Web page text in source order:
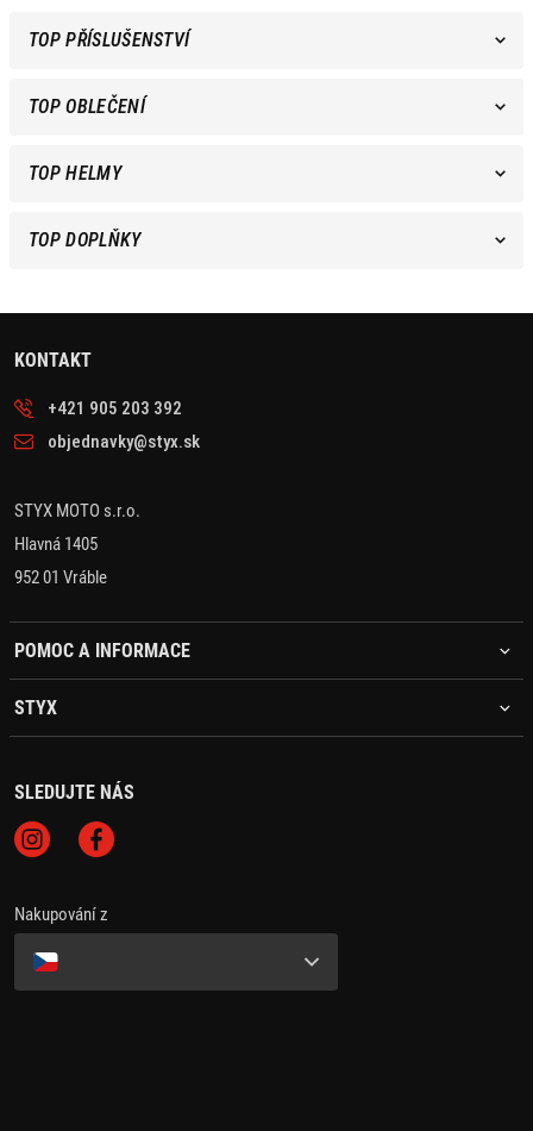
TOP PŘÍSLUŠENSTVÍ
TOP OBLEČENÍ
TOP HELMY
TOP DOPLŇKY
KONTAKT
+421 905 203 392
objednavky@styx.sk
STYX MOTO s.r.o.
Hlavná 1405
952 01 Vráble
POMOC A INFORMACE
STYX
SLEDUJTE NÁS
Nakupování z